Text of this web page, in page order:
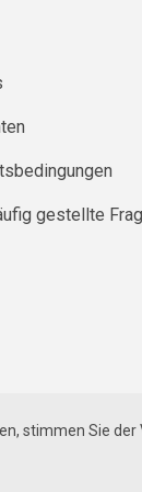
gestellte
stimmen Sie